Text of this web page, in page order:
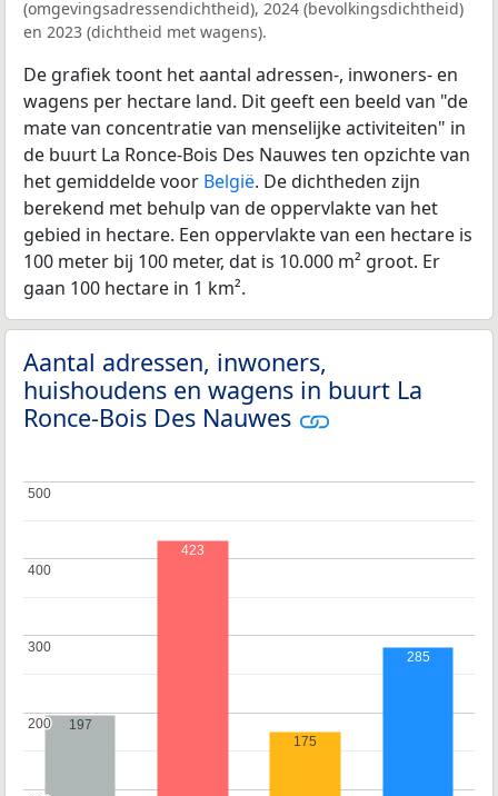
(omgevingsadressendichtheid), 2024 (bevolkingsdichtheid)
en 2023 (dichtheid met wagens).
De grafiek toont het aantal adressen-, inwoners- en
wagens per hectare land. Dit geeft een beeld van "de
mate van concentratie van menselijke activiteiten" in
de buurt La Ronce-Bois Des Nauwes ten opzichte van
het gemiddelde voor België. De dichtheden zijn
berekend met behulp van de oppervlakte van het
gebied in hectare. Een oppervlakte van een hectare is
100 meter bij 100 meter, dat is 10.000 m² groot. Er
gaan 100 hectare in 1 km².
Aantal adressen, inwoners,
huishoudens en wagens in buurt La
Ronce-Bois Des Nauwes
200
200
300
300
400
400
500
500
197
423
175
285